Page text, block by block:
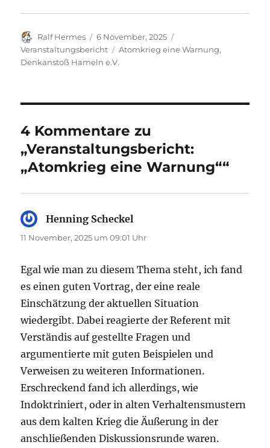
Autor
Ralf Hermes
Veröffentlicht
am
6 November, 2025
Veranstaltungsbericht
Schlagwörter
Atomkrieg eine Warnung,
Denkanstoß Hameln e.V.
4 Kommentare zu
„Veranstaltungsbericht:
„Atomkrieg eine Warnung““
Henning Scheckel
11 November, 2025 um 09:01 Uhr
Egal wie man zu diesem Thema steht, ich fand
es einen guten Vortrag, der eine reale
Einschätzung der aktuellen Situation
wiedergibt. Dabei reagierte der Referent mit
Verständis auf gestellte Fragen und
argumentierte mit guten Beispielen und
Verweisen zu weiteren Informationen.
Erschreckend fand ich allerdings, wie
Indoktriniert, oder in alten Verhaltensmustern
aus dem kalten Krieg die Äußerung in der
anschließenden Diskussionsrunde waren.